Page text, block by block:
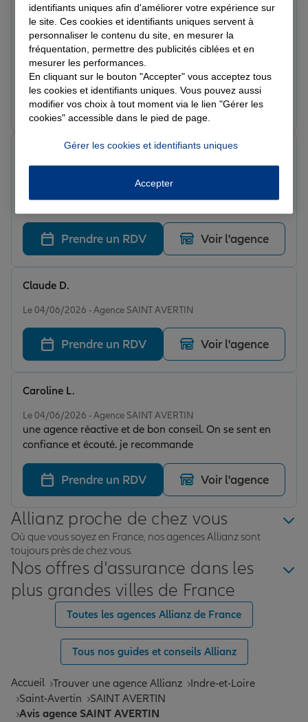
Note de 5 sur 5
Le 04/06/2026 - Agence SAINT AVERTIN
Très bonne expérience, personnes cherchant les
meilleures solutions.
Christine G.
Prendre un RDV Voir l'agence
Nouveau dans cette agence mais je connaissais déjà
Allianz. Interlocutrice efficace et très sympa. Je suis
satisfais de leur proposition.
Prendre un RDV Voir l'agence
Le 04/06/2026 - Agence SAINT AVERTIN
Claude D.
Prendre un RDV Voir l'agence
Le 04/06/2026 - Agence SAINT AVERTIN
une agence réactive et de bon conseil. On se sent en
confiance et écouté. je recommande
Caroline L.
Prendre un RDV Voir l'agence
Allianz proche de chez vous
Où que vous soyez en France, nos agences Allianz sont
toujours près de chez vous.
Nos offres d'assurance dans les
plus grandes villes de France
Toutes les agences Allianz de France
Tous nos guides et conseils Allianz
Accueil Trouver une agence Allianz
Indre-et-Loire
Saint-Avertin
SAINT AVERTIN
Avis agence SAINT AVERTIN
identifiants uniques afin d'améliorer votre expérience sur
le site. Ces cookies et identifiants uniques servent à
personnaliser le contenu du site, en mesurer la
fréquentation, permettre des publicités ciblées et en
mesurer les performances.
En cliquant sur le bouton "Accepter" vous acceptez tous
les cookies et identifiants uniques. Vous pouvez aussi
modifier vos choix à tout moment via le lien "Gérer les
cookies" accessible dans le pied de page.
Gérer les cookies et identifiants uniques
Accepter